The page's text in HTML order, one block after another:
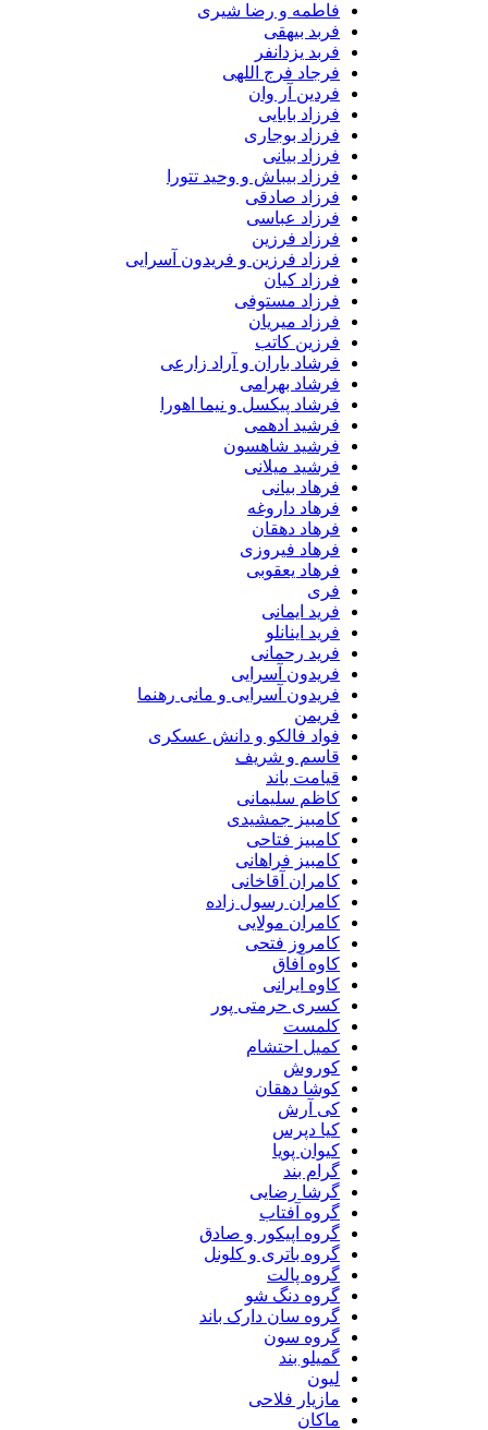
فاطمه و رضا شیری
فربد بیهقی
فربد یزدانفر
فرجاد فرج اللهی
فردین آر وان
فرزاد بابایی
فرزاد بوجاری
فرزاد بیانی
فرزاد بیباش و وحید تتورا
فرزاد صادقی
فرزاد عباسی
فرزاد فرزین
فرزاد فرزین و فریدون آسرایی
فرزاد کیان
فرزاد مستوفی
فرزاد میریان
فرزین کاتب
فرشاد باران و آراد زارعی
فرشاد بهرامی
فرشاد پیکسل و نیما اهورا
فرشید ادهمی
فرشید شاهسون
فرشید میلانی
فرهاد بیانی
فرهاد داروغه
فرهاد دهقان
فرهاد فیروزی
فرهاد یعقوبی
فرید ایمانی
فرید اینانلو
فرید رحمانی
فریدون آسرایی
فریدون آسرایی و مانی رهنما
فواد فالکو و دانش عسکری
قاسم و شریف
قیامت باند
کاظم سلیمانی
کامبیز جمشیدی
کامبیز فتاحی
کامبیز فراهانی
کامران آقاخانی
کامران رسول زاده
کامران مولایی
کامروز فتحی
کاوه آفاق
کاوه ایرانی
کسری حرمتی پور
کلمست
کمیل احتشام
کوروش
کوشا دهقان
کی آرش
کیا دپرس
کیوان پویا
گرام بند
گرشا رضایی
گروه آفتاب
گروه اپیکور و صادق
گروه باتری و کلونل
گروه پالت
گروه دنگ شو
گروه سان دارک باند
گروه سون
گمیلو بند
مازیار فلاحی